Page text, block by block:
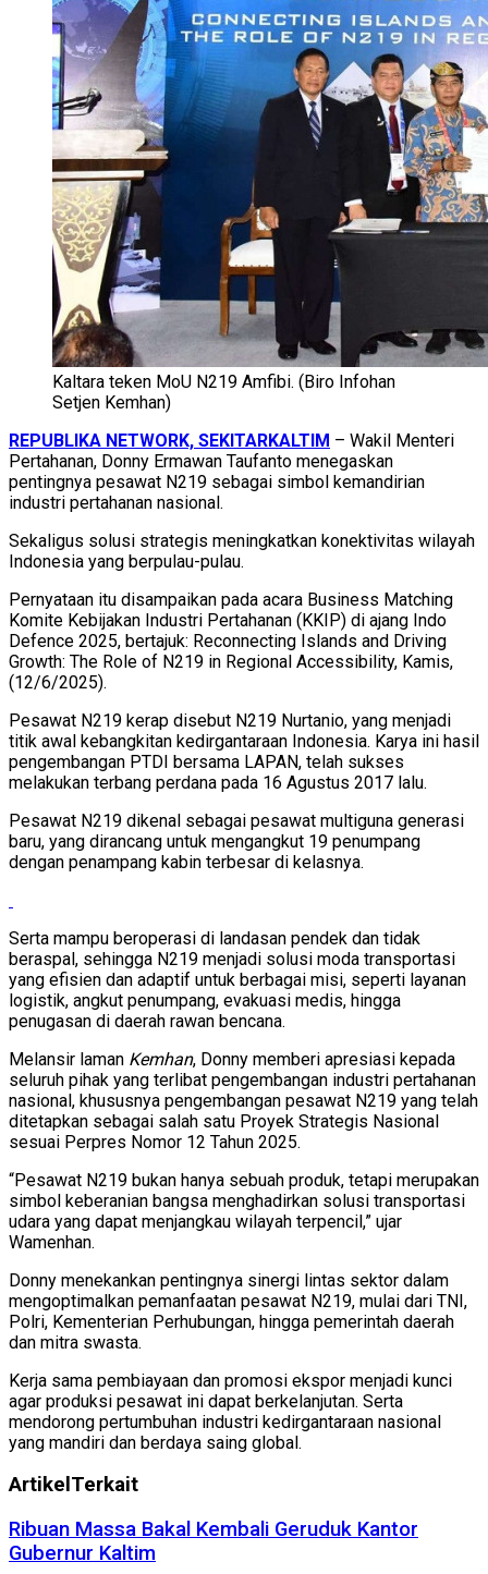
Kaltara teken MoU N219 Amfibi. (Biro Infohan
Setjen Kemhan)
REPUBLIKA NETWORK, SEKITARKALTIM – Wakil Menteri
Pertahanan, Donny Ermawan Taufanto menegaskan
pentingnya pesawat N219 sebagai simbol kemandirian
industri pertahanan nasional.
Sekaligus solusi strategis meningkatkan konektivitas wilayah
Indonesia yang berpulau-pulau.
Pernyataan itu disampaikan pada acara Business Matching
Komite Kebijakan Industri Pertahanan (KKIP) di ajang Indo
Defence 2025, bertajuk: Reconnecting Islands and Driving
Growth: The Role of N219 in Regional Accessibility, Kamis,
(12/6/2025).
Pesawat N219 kerap disebut N219 Nurtanio, yang menjadi
titik awal kebangkitan kedirgantaraan Indonesia. Karya ini hasil
pengembangan PTDI bersama LAPAN, telah sukses
melakukan terbang perdana pada 16 Agustus 2017 lalu.
Pesawat N219 dikenal sebagai pesawat multiguna generasi
baru, yang dirancang untuk mengangkut 19 penumpang
dengan penampang kabin terbesar di kelasnya.
Serta mampu beroperasi di landasan pendek dan tidak
beraspal, sehingga N219 menjadi solusi moda transportasi
yang efisien dan adaptif untuk berbagai misi, seperti layanan
logistik, angkut penumpang, evakuasi medis, hingga
penugasan di daerah rawan bencana.
Melansir laman Kemhan, Donny memberi apresiasi kepada
seluruh pihak yang terlibat pengembangan industri pertahanan
nasional, khususnya pengembangan pesawat N219 yang telah
ditetapkan sebagai salah satu Proyek Strategis Nasional
sesuai Perpres Nomor 12 Tahun 2025.
“Pesawat N219 bukan hanya sebuah produk, tetapi merupakan
simbol keberanian bangsa menghadirkan solusi transportasi
udara yang dapat menjangkau wilayah terpencil,” ujar
Wamenhan.
Donny menekankan pentingnya sinergi lintas sektor dalam
mengoptimalkan pemanfaatan pesawat N219, mulai dari TNI,
Polri, Kementerian Perhubungan, hingga pemerintah daerah
dan mitra swasta.
Kerja sama pembiayaan dan promosi ekspor menjadi kunci
agar produksi pesawat ini dapat berkelanjutan. Serta
mendorong pertumbuhan industri kedirgantaraan nasional
yang mandiri dan berdaya saing global.
Artikel Terkait
Ribuan Massa Bakal Kembali Geruduk Kantor
Gubernur Kaltim